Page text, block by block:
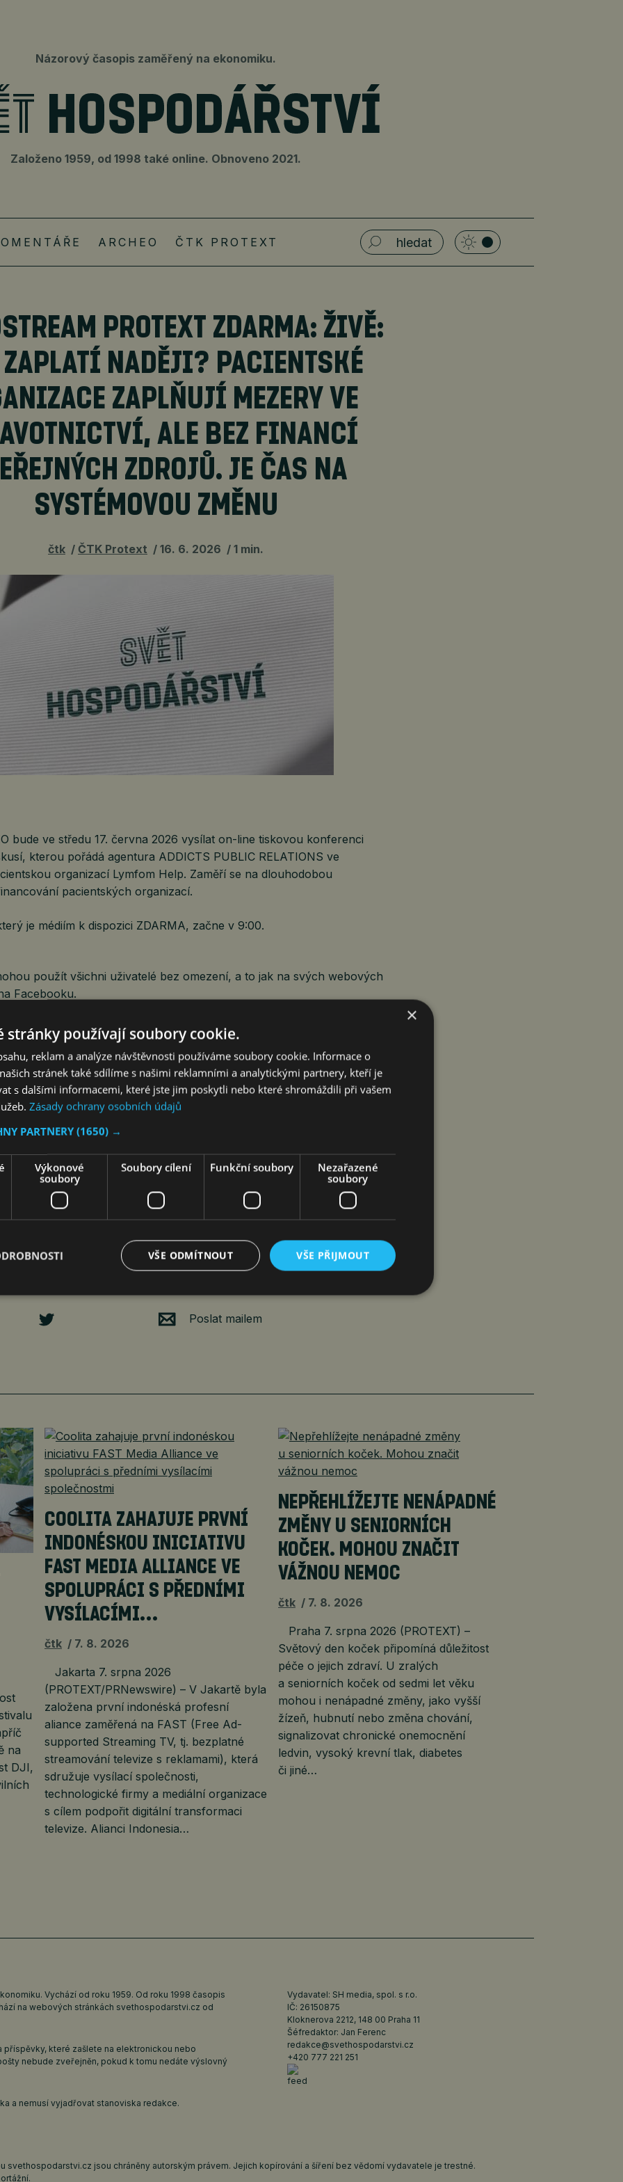
Názorový časopis zaměřený na ekonomiku.
Založeno 1959, od 1998 také online. Obnoveno 2021.
ARCHEO ČTK PROTEXT
PROTEXT ZDARMA: ŽIVĚ:
ZAPLATÍ NADĚJI? PACIENTSKÉ
ZAPLŇUJÍ MEZERY VE
ALE BEZ FINANCÍ
ZDROJŮ. JE ČAS NA
SYSTÉMOVOU ZMĚNU
čtk ČTK Protext 16. 6. 2026 1 min.
bude ve středu 17. června 2026 vysílat on-line tiskovou konferenci
kterou pořádá agentura ADDICTS PUBLIC RELATIONS ve
organizací Lymfom Help. Zaměří se na dlouhodobou
pacientských organizací.
je médiím k dispozici ZDARMA, začne v 9:00.
použít všichni uživatelé bez omezení, a to jak na svých webových
Facebooku.
pro vložení do webových stránek.
označených jako VIDEOSTREAM PROTEXT ZDARMA prosím
+420 222 098 330, protext@ctk.cz.
height=“315″ src=“https://www.youtube.com/embed/BTpeRn_kCns?
title=“YouTube video player“ frameborder=“0″
autoplay; clipboard-write; encrypted-media; gyroscope; picture-in-
referrerpolicy=“strict-origin-when-cross-origin“ allowfullscreen=““>
Poslat mailem
na
DJI,
COOLITA ZAHAJUJE PRVNÍ
INDONÉSKOU INICIATIVU
FAST MEDIA ALLIANCE VE
SPOLUPRÁCI S PŘEDNÍMI
VYSÍLACÍMI…
čtk 7. 8. 2026
Jakarta 7. srpna 2026
(PROTEXT/PRNewswire) – V Jakartě byla
založena první indonéská profesní
aliance zaměřená na FAST (Free Ad-
supported Streaming TV, tj. bezplatné
streamování televize s reklamami), která
sdružuje vysílací společnosti,
technologické firmy a mediální organizace
s cílem podpořit digitální transformaci
televize. Alianci Indonesia…
NEPŘEHLÍŽEJTE NENÁPADNÉ
ZMĚNY U SENIORNÍCH
KOČEK. MOHOU ZNAČIT
VÁŽNOU NEMOC
čtk 7. 8. 2026
Praha 7. srpna 2026 (PROTEXT) –
Světový den koček připomíná důležitost
péče o jejich zdraví. U zralých
a seniorních koček od sedmi let věku
mohou i nenápadné změny, jako vyšší
žízeň, hubnutí nebo změna chování,
signalizovat chronické onemocnění
ledvin, vysoký krevní tlak, diabetes
či jiné…
Vychází od roku 1959. Od roku 1998 časopis
na webových stránkách svethospodarstvi.cz od
příspěvky, které zašlete na elektronickou nebo
nebude zveřejněn, pokud k tomu nedáte výslovný
a nemusí vyjadřovat stanoviska redakce.
Vydavatel: SH media, spol. s r.o.
IČ: 26150875
Kloknerova 2212, 148 00 Praha 11
Šéfredaktor: Jan Ferenc
redakce@svethospodarstvi.cz
+420 777 221 251
svethospodarstvi.cz jsou chráněny autorským právem. Jejich kopírování a šíření bez vědomí vydavatele je trestné.
×
stránky používají soubory cookie.
reklam a analýze návštěvnosti používáme soubory cookie. Informace o
stránek také sdílíme s našimi reklamními a analytickými partnery, kteří je
s dalšími informacemi, které jste jim poskytli nebo které shromáždili při vašem
Zásady ochrany osobních údajů
PARTNERY (1650) →
Výkonové
soubory
Soubory cílení Funkční soubory
Nezařazené
soubory
VŠE PŘIJMOUT
VŠE ODMÍTNOUT